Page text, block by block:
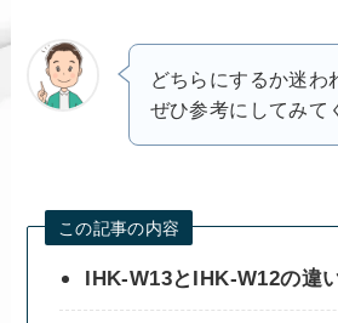
どちらにするか迷わ
ぜひ参考にしてみて
この記事の内容
IHK-W13とIHK-W12の違